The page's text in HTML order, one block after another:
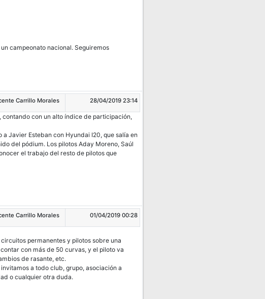
campeonato nacional. Seguiremos
Carrillo Morales 28/04/2019 23:14
con un alto índice de participación,
Javier Esteban con Hyundai I20, que salía en
del pódium. Los pilotos Aday Moreno, Saúl
el trabajo del resto de pilotos que
Carrillo Morales 01/04/2019 00:28
permanentes y pilotos sobre una
con más de 50 curvas, y el piloto va
de rasante, etc.
a todo club, grupo, asociación a
o cualquier otra duda.